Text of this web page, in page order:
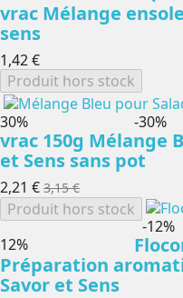
vrac Mélange
sens
1,42 €
Produit hors stock
-30%
vrac 150g Mélange
et Sens sans pot
2,21 € 3,15 €
Produit hors stock
-12%
Préparation
Savor et Sens